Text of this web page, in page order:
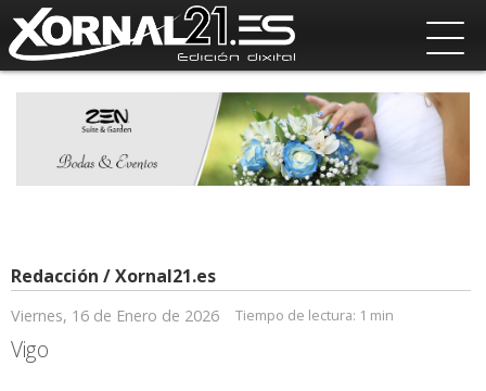
Redacción / Xornal21.es
Viernes, 16 de Enero de 2026 Tiempo de lectura: 1 min
Vigo